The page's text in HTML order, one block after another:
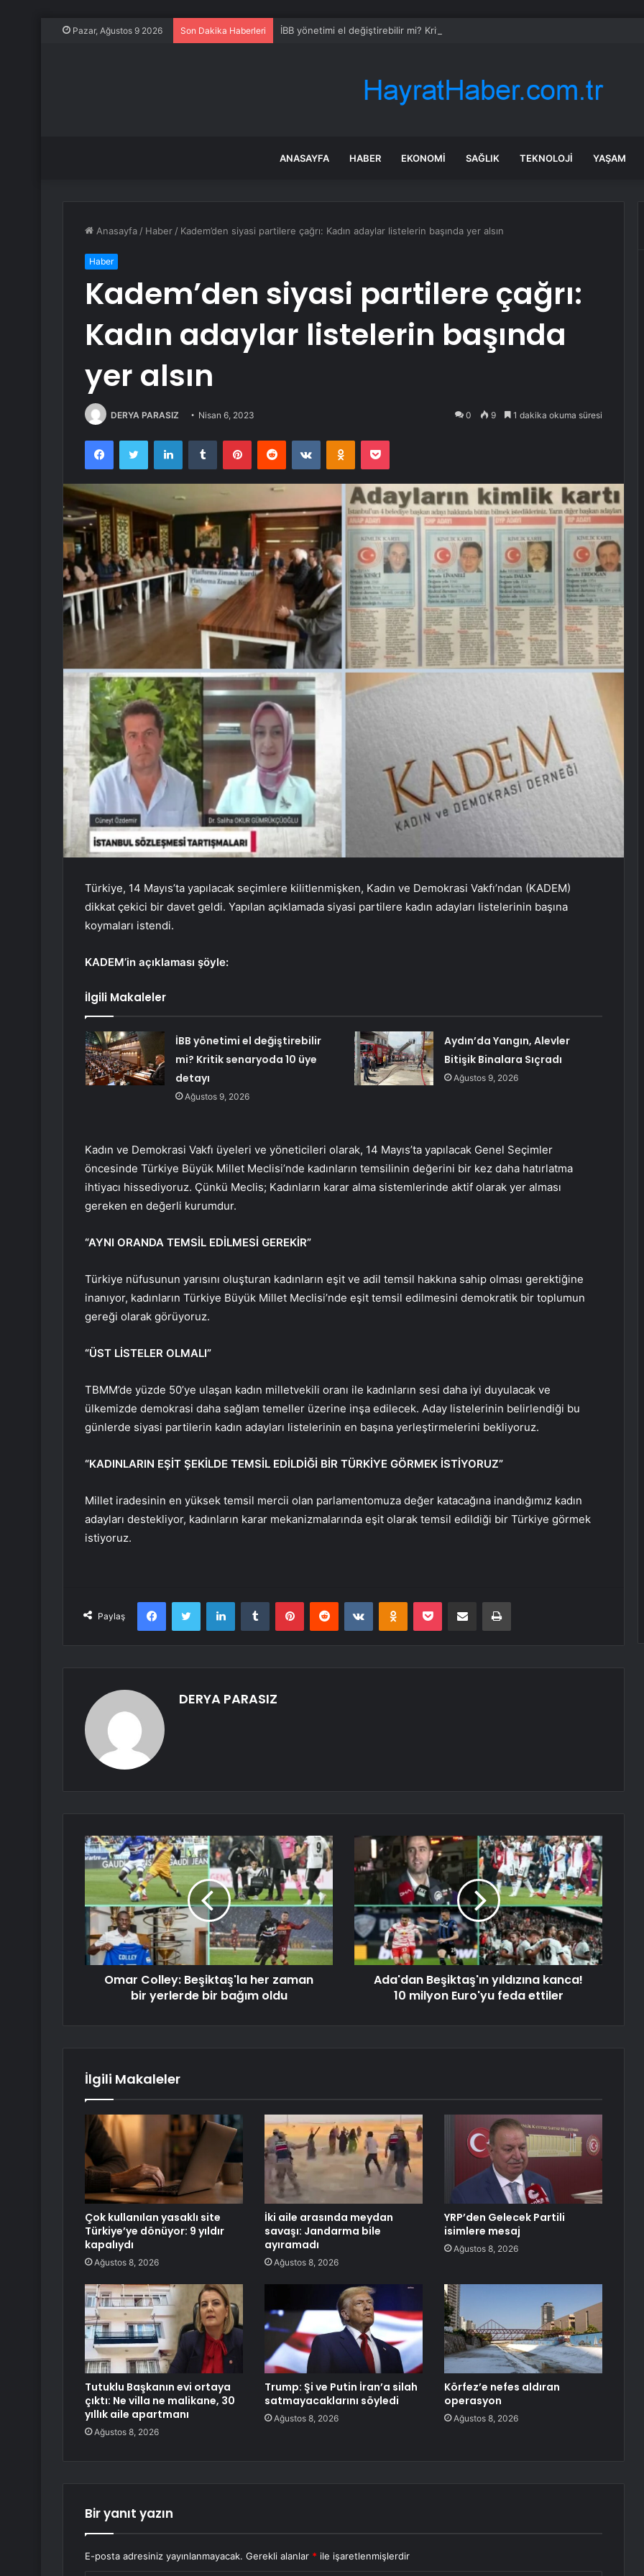
Pazar, Ağustos 9 2026 Son Dakika Haberleri İBB yönetimi el değiştirebilir mi? Kritik senaryoda 10 üye detayı
ANASAYFA HABER EKONOMI SAĞLIK TEKNOLOJI YAŞAM
Anasayfa / Haber / Kadem’den siyasi partilere çağrı: Kadın adaylar listelerin başında yer alsın
Haber
Kadem’den siyasi partilere çağrı:
Kadın adaylar listelerin başında
yer alsın
DERYA PARASIZ Nisan 6, 2023 0 9 1 dakika okuma süresi
FacebookTwitter LinkedInTumblr PinterestReddit VKontakteOdnoklassniki
Pocket
Türkiye, 14 Mayıs’ta yapılacak seçimlere kilitlenmişken, Kadın ve Demokrasi Vakfı’ndan (KADEM)
dikkat çekici bir davet geldi. Yapılan açıklamada siyasi partilere kadın adayları listelerinin başına
koymaları istendi.
KADEM’in açıklaması şöyle:
İlgili Makaleler
İBB yönetimi el değiştirebilir
mi? Kritik senaryoda 10 üye
detayı
Ağustos 9, 2026
Aydın’da Yangın, Alevler
Bitişik Binalara Sıçradı
Ağustos 9, 2026
Kadın ve Demokrasi Vakfı üyeleri ve yöneticileri olarak, 14 Mayıs’ta yapılacak Genel Seçimler
öncesinde Türkiye Büyük Millet Meclisi’nde kadınların temsilinin değerini bir kez daha hatırlatma
ihtiyacı hissediyoruz. Çünkü Meclis; Kadınların karar alma sistemlerinde aktif olarak yer alması
gereken en değerli kurumdur.
“AYNI ORANDA TEMSİL EDİLMESİ GEREKİR”
Türkiye nüfusunun yarısını oluşturan kadınların eşit ve adil temsil hakkına sahip olması gerektiğine
inanıyor, kadınların Türkiye Büyük Millet Meclisi’nde eşit temsil edilmesini demokratik bir toplumun
gereği olarak görüyoruz.
“ÜST LİSTELER OLMALI”
TBMM’de yüzde 50’ye ulaşan kadın milletvekili oranı ile kadınların sesi daha iyi duyulacak ve
ülkemizde demokrasi daha sağlam temeller üzerine inşa edilecek. Aday listelerinin belirlendiği bu
günlerde siyasi partilerin kadın adayları listelerinin en başına yerleştirmelerini bekliyoruz.
“KADINLARIN EŞİT ŞEKİLDE TEMSİL EDİLDİĞİ BİR TÜRKİYE GÖRMEK İSTİYORUZ”
Millet iradesinin en yüksek temsil mercii olan parlamentomuza değer katacağına inandığımız kadın
adayları destekliyor, kadınların karar mekanizmalarında eşit olarak temsil edildiği bir Türkiye görmek
istiyoruz.
Paylaş
FacebookTwitter LinkedInTumblr PinterestReddit VKontakteOdnoklassniki
Pocket E-Posta ile paylaş Yazdır
DERYA PARASIZ
Omar Colley: Beşiktaş'la her zaman
bir yerlerde bir bağım oldu
Ada'dan Beşiktaş'ın yıldızına kanca!
10 milyon Euro'yu feda ettiler
İlgili Makaleler
Çok kullanılan yasaklı site
Türkiye’ye dönüyor: 9 yıldır
kapalıydı
Ağustos 8, 2026
İki aile arasında meydan
savaşı: Jandarma bile
ayıramadı
Ağustos 8, 2026
YRP’den Gelecek Partili
isimlere mesaj
Ağustos 8, 2026
Tutuklu Başkanın evi ortaya
çıktı: Ne villa ne malikane, 30
yıllık aile apartmanı
Ağustos 8, 2026
Trump: Şi ve Putin İran’a silah
satmayacaklarını söyledi
Ağustos 8, 2026
Körfez’e nefes aldıran
operasyon
Ağustos 8, 2026
Bir yanıt yazın
E-posta adresiniz yayınlanmayacak. Gerekli alanlar * ile işaretlenmişlerdir